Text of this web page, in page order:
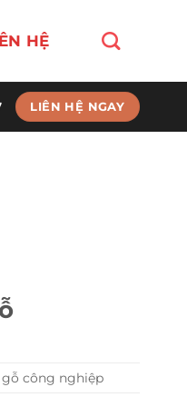
HỆ
LIÊN HỆ NGAY
gỗ công nghiệp